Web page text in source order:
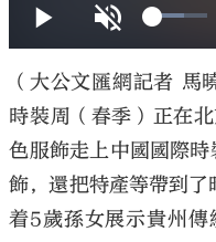
（大公文匯網記者
時裝周（春季）正在
色服飾走上中國國際
飾，還把特產等帶到
着5歲孫女展示貴州傳